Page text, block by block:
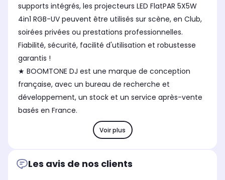
supports intégrés, les projecteurs LED FlatPAR 5X5W
4in1 RGB-UV peuvent être utilisés sur scène, en Club,
soirées privées ou prestations professionnelles.
Fiabilité, sécurité, facilité d'utilisation et robustesse
garantis !
★ BOOMTONE DJ est une marque de conception
française, avec un bureau de recherche et
développement, un stock et un service après-vente
basés en France.
Voir plus
Les avis de nos clients